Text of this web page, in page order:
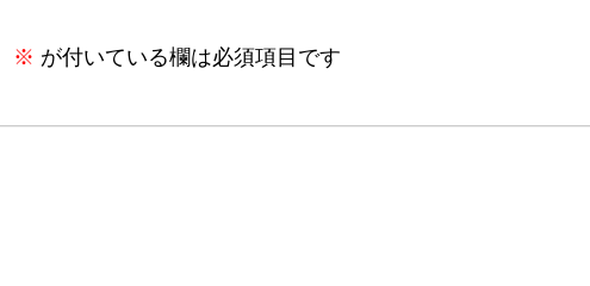
※ が付いている欄は必須項目です